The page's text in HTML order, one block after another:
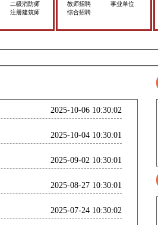
二级消防师
注册建筑师
教师招聘
事业单位
综合招聘
2025-10-06 10:30:02
2025-10-04 10:30:01
2025-09-02 10:30:01
2025-08-27 10:30:01
2025-07-24 10:30:02